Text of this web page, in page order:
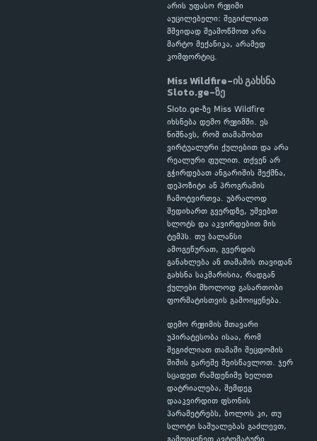
არის უფასო რეჟიმი
აუცილებელი: შეგიძლიათ
მშვიდად შეამოწმოთ არა
მარტო მექანიკა, არამედ
კომფორტიც.
Miss Wildfire-ის გახსნა
Sloto.ge-ზე
Sloto.ge-ზე Miss Wildfire
იხსნება დემო რეჟიმში. ეს
ნიშნავს, რომ თამაშობთ
ვირტუალური ქულებით და არა
რეალური ფულით. თქვენ არ
გჭირდებათ ანგარიშის შექმნა,
დეპოზიტი ან პროგრამის
ჩამოტვირთვა. უბრალოდ
შედიხართ გვერდზე, უშვებთ
სლოტს და აკვირდებით მის
ტემპს. თუ ბალანსი
ამოგეწურათ, გვერდის
განახლება ან თამაშის თავიდან
გახსნა საკმარისია, რადგან
ქულები მხოლოდ გასართობი
ფორმატისთვის გამოიყენება.
დემო რეჟიმის მთავარი
უპირატესობა ისაა, რომ
შეგიძლიათ თამაში შეცდომის
შიშის გარეშე შეისწავლოთ. ჯერ
სცადეთ რამდენიმე ხელით
დატრიალება, შემდეგ
დააკვირდით ფსონის
პარამეტრებს, ბოლოს კი, თუ
სლოტი საშუალებას გაძლევთ,